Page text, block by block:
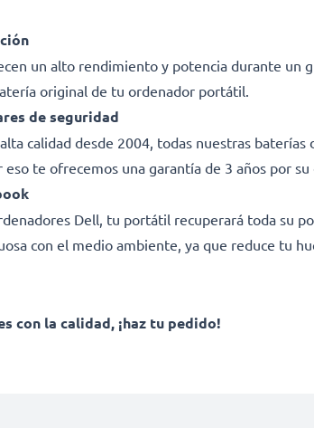
un alto rendimiento y potencia durante un
original de tu ordenador portátil.
de seguridad
calidad desde 2004, todas nuestras
te ofrecemos una garantía de 3 años por su
Dell, tu portátil recuperará toda su
con el medio ambiente, ya que reduce tu
con la calidad, ¡haz tu pedido!